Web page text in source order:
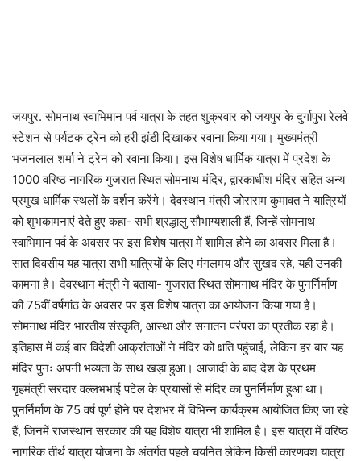
जयपुर. सोमनाथ स्वाभिमान पर्व यात्रा के तहत शुक्रवार को जयपुर के दुर्गापुरा रेलवे
स्टेशन से पर्यटक ट्रेन को हरी झंडी दिखाकर रवाना किया गया। मुख्यमंत्री
भजनलाल शर्मा ने ट्रेन को रवाना किया। इस विशेष धार्मिक यात्रा में प्रदेश के
1000 वरिष्ठ नागरिक गुजरात स्थित सोमनाथ मंदिर, द्वारकाधीश मंदिर सहित अन्य
प्रमुख धार्मिक स्थलों के दर्शन करेंगे। देवस्थान मंत्री जोराराम कुमावत ने यात्रियों
को शुभकामनाएं देते हुए कहा- सभी श्रद्धालु सौभाग्यशाली हैं, जिन्हें सोमनाथ
स्वाभिमान पर्व के अवसर पर इस विशेष यात्रा में शामिल होने का अवसर मिला है।
सात दिवसीय यह यात्रा सभी यात्रियों के लिए मंगलमय और सुखद रहे, यही उनकी
कामना है। देवस्थान मंत्री ने बताया- गुजरात स्थित सोमनाथ मंदिर के पुनर्निर्माण
की 75वीं वर्षगांठ के अवसर पर इस विशेष यात्रा का आयोजन किया गया है।
सोमनाथ मंदिर भारतीय संस्कृति, आस्था और सनातन परंपरा का प्रतीक रहा है।
इतिहास में कई बार विदेशी आक्रांताओं ने मंदिर को क्षति पहुंचाई, लेकिन हर बार यह
मंदिर पुनः अपनी भव्यता के साथ खड़ा हुआ। आजादी के बाद देश के प्रथम
गृहमंत्री सरदार वल्लभभाई पटेल के प्रयासों से मंदिर का पुनर्निर्माण हुआ था।
पुनर्निर्माण के 75 वर्ष पूर्ण होने पर देशभर में विभिन्न कार्यक्रम आयोजित किए जा रहे
हैं, जिनमें राजस्थान सरकार की यह विशेष यात्रा भी शामिल है। इस यात्रा में वरिष्ठ
नागरिक तीर्थ यात्रा योजना के अंतर्गत पहले चयनित लेकिन किसी कारणवश यात्रा